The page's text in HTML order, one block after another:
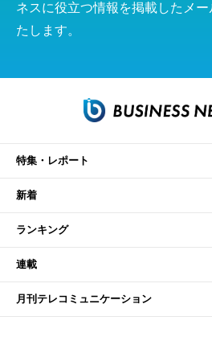
ネスに役立つ情報を掲載したメ
たします。
特集・レポート
新着
ランキング
連載
月刊テレコミュニケーション